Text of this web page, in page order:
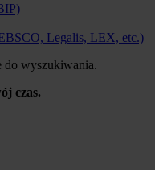
Legalis, LEX, etc.)
do wyszukiwania.
czas.